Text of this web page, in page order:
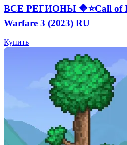
ВСЕ РЕГИОНЫ 🔶⭐Call of
Warfare 3 (2023) RU
Купить